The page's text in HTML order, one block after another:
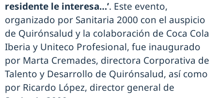
residente le interesa…’. Este evento,
organizado por Sanitaria 2000 con el auspicio
de Quirónsalud y la colaboración de Coca Cola
Iberia y Uniteco Profesional, fue inaugurado
por Marta Cremades, directora Corporativa de
Talento y Desarrollo de Quirónsalud, así como
por Ricardo López, director general de